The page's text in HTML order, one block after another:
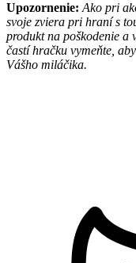
Upozornenie: Ako pri
svoje zviera pri hraní s
produkt na poškodenie a
častí hračku vymeňte,
Vášho miláčika.